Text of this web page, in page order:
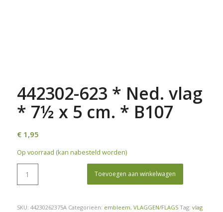
442302-623 * Ned. vlag
* 7½ x 5 cm. * B107
€1,95
Op voorraad (kan nabesteld worden)
Toevoegen aan winkelwagen
SKU: 44230262375A Categorieën: embleem, VLAGGEN/FLAGS Tag: vlag